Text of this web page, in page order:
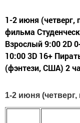
1-2 июня
фильма
Взрослый 9:00 2D
10:00 3D 16+
(фэнтези, США) 2
1-2 июня (четверг,